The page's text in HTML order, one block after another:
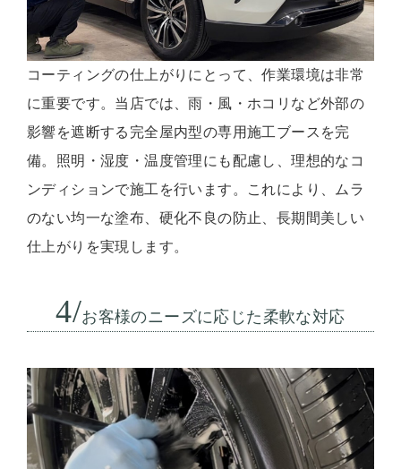
コーティングの仕上がりにとって、作業環境は非常
に重要です。当店では、雨・風・ホコリなど外部の
影響を遮断する完全屋内型の専用施工ブースを完
備。照明・湿度・温度管理にも配慮し、理想的なコ
ンディションで施工を行います。これにより、ムラ
のない均一な塗布、硬化不良の防止、長期間美しい
仕上がりを実現します。
4/お客様のニーズに応じた柔軟な対応